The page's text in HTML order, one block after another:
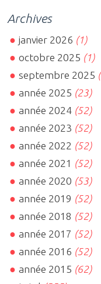
Archives
janvier 2026 (1)
octobre 2025 (1)
septembre 2025
année 2025 (23)
année 2024 (52)
année 2023 (52)
année 2022 (52)
année 2021 (52)
année 2020 (53)
année 2019 (52)
année 2018 (52)
année 2017 (52)
année 2016 (52)
année 2015 (62)